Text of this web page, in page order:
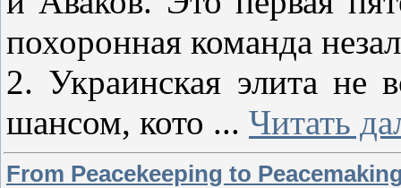
похоронная команда
2. Украинская элита не
шансом, кото ... Читать
From Peacekeeping to